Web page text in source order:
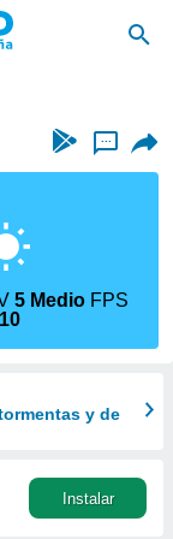
...
5 Medio FPS
y de
Instalar